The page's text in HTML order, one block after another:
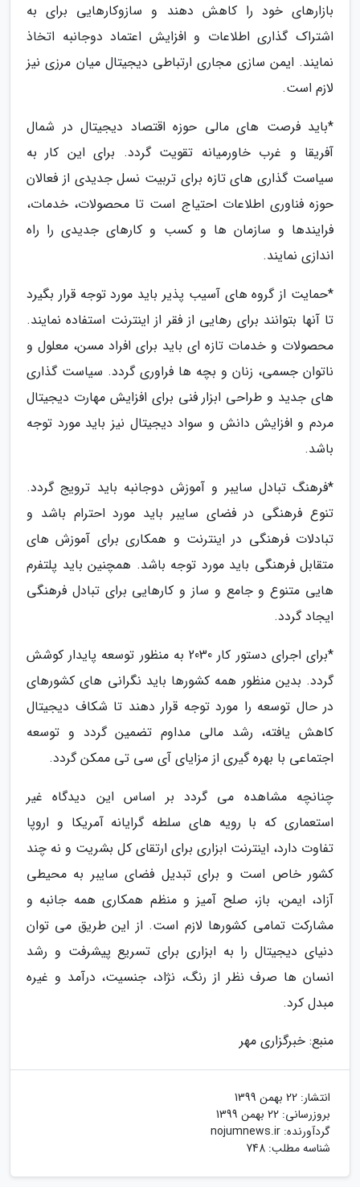
بازارهای خود را کاهش دهند و سازوکارهایی برای به
اشتراک گذاری اطلاعات و افزایش اعتماد دوجانبه اتخاذ
نمایند. ایمن سازی مجاری ارتباطی دیجیتال میان مرزی نیز
لازم است.
*باید فرصت های مالی حوزه اقتصاد دیجیتال در شمال
آفریقا و غرب خاورمیانه تقویت گردد. برای این کار به
سیاست گذاری های تازه برای تربیت نسل جدیدی از فعالان
حوزه فناوری اطلاعات احتیاج است تا محصولات، خدمات،
فرایندها و سازمان ها و کسب و کارهای جدیدی را راه
اندازی نمایند.
*حمایت از گروه های آسیب پذیر باید مورد توجه قرار بگیرد
تا آنها بتوانند برای رهایی از فقر از اینترنت استفاده نمایند.
محصولات و خدمات تازه ای باید برای افراد مسن، معلول و
ناتوان جسمی، زنان و بچه ها فراوری گردد. سیاست گذاری
های جدید و طراحی ابزار فنی برای افزایش مهارت دیجیتال
مردم و افزایش دانش و سواد دیجیتال نیز باید مورد توجه
باشد.
*فرهنگ تبادل سایبر و آموزش دوجانبه باید ترویج گردد.
تنوع فرهنگی در فضای سایبر باید مورد احترام باشد و
تبادلات فرهنگی در اینترنت و همکاری برای آموزش های
متقابل فرهنگی باید مورد توجه باشد. همچنین باید پلتفرم
هایی متنوع و جامع و ساز و کارهایی برای تبادل فرهنگی
ایجاد گردد.
*برای اجرای دستور کار 2030 به منظور توسعه پایدار کوشش
گردد. بدین منظور همه کشورها باید نگرانی های کشورهای
در حال توسعه را مورد توجه قرار دهند تا شکاف دیجیتال
کاهش یافته، رشد مالی مداوم تضمین گردد و توسعه
اجتماعی با بهره گیری از مزایای آی سی تی ممکن گردد.
چنانچه مشاهده می گردد بر اساس این دیدگاه غیر
استعماری که با رویه های سلطه گرایانه آمریکا و اروپا
تفاوت دارد، اینترنت ابزاری برای ارتقای کل بشریت و نه چند
کشور خاص است و برای تبدیل فضای سایبر به محیطی
آزاد، ایمن، باز، صلح آمیز و منظم همکاری همه جانبه و
مشارکت تمامی کشورها لازم است. از این طریق می توان
دنیای دیجیتال را به ابزاری برای تسریع پیشرفت و رشد
انسان ها صرف نظر از رنگ، نژاد، جنسیت، درآمد و غیره
مبدل کرد.
منبع: خبرگزاری مهر
انتشار: 22 بهمن 1399
بروزرسانی: 22 بهمن 1399
گردآورنده: nojumnews.ir
شناسه مطلب: 748